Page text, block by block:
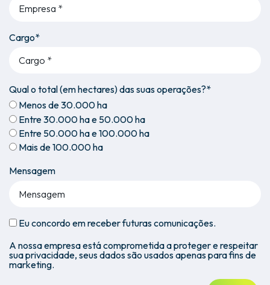
Cargo*
Qual o total (em hectares) das suas operações?*
Menos de 30.000 ha
Entre 30.000 ha e 50.000 ha
Entre 50.000 ha e 100.000 ha
Mais de 100.000 ha
Mensagem
Eu concordo em receber futuras comunicações.
A nossa empresa está comprometida a proteger e respeitar
sua privacidade, seus dados são usados apenas para fins de
marketing.